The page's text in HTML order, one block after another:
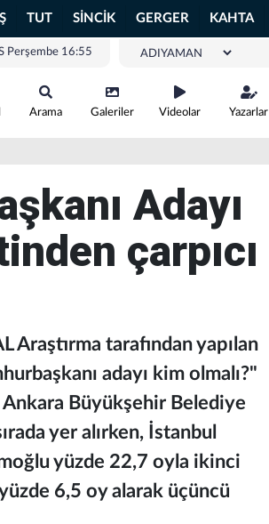
TUT SİNCİK GERGER KAHTA
Perşembe 16:55
Arama Galeriler Videolar Yazarlar
Adayı
çarpıcı
Araştırma tarafından yapılan
adayı kim olmalı?"
Büyükşehir Belediye
yer alırken, İstanbul
yüzde 22,7 oyla ikinci
6,5 oy alarak üçüncü